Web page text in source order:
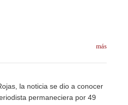
la noticia se dio a conocer
permaneciera por 49
más